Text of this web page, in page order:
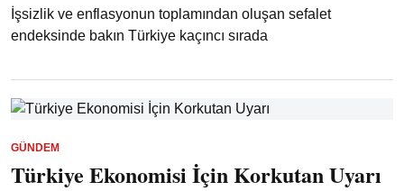
İşsizlik ve enflasyonun toplamından oluşan sefalet
endeksinde bakın Türkiye kaçıncı sırada
GÜNDEM
Türkiye Ekonomisi İçin Korkutan Uyarı